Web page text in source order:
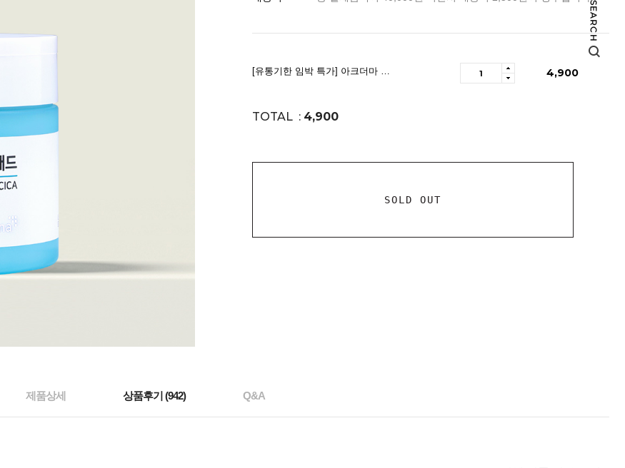
[유통기한 임박 특가] 아크더마 라하 앤 시카 모공 각질 패드 60매 4,900
TOTAL : 4,900
SOLD OUT
제품상세 상품후기 (942) Q&A